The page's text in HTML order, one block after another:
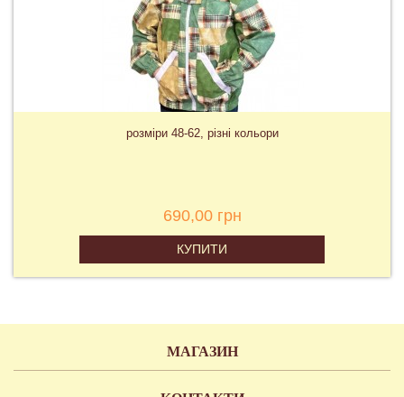
розміри 48-62, різні кольори
690,00 грн
КУПИТИ
МАГАЗИН